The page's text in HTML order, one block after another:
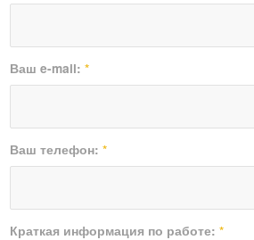
Ваш e-mail:*
Ваш телефон:*
Краткая информация по работе:*